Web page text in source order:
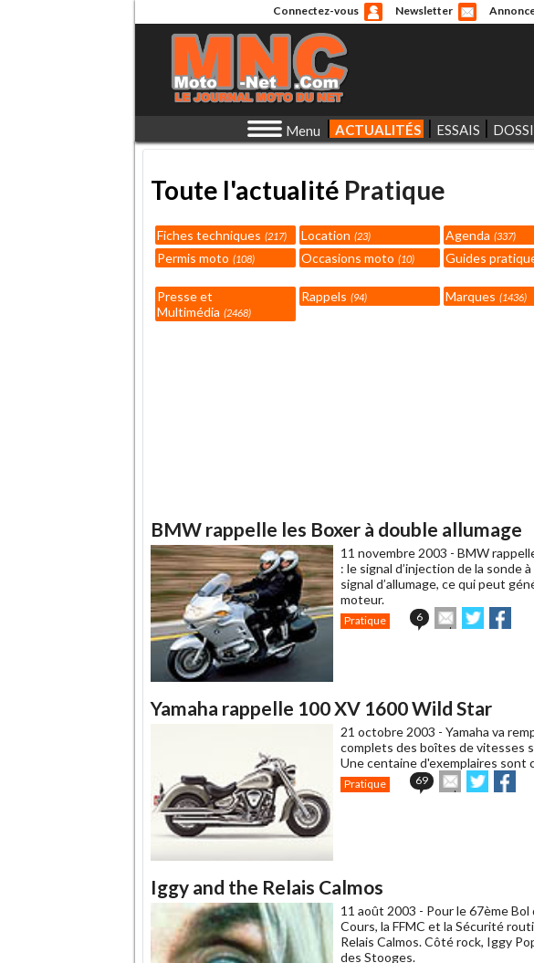
Connectez-vous Newsletter
Menu ACTUALITÉS ESSAIS
Toute l'actualité Pratique
Fiches techniques 217 Location 23 Agenda 337
Permis moto 108 Occasions moto 10 Guides
Presse et
Multimédia
2468
Rappels 94 Marques 1436
BMW rappelle les Boxer à double allumage
11 novembre 2003 - BMW
: le signal d’injection de la sonde
signal d’allumage, ce qui peut
moteur.
Pratique 6
Envoyer
cet
Partager
sur sur
Yamaha rappelle 100 XV 1600 Wild Star
21 octobre 2003 - Yamaha va
complets des boîtes de vitesses
Une centaine d'exemplaires sont
Pratique 69
Envoyer
cet
Partager
sur sur
Iggy and the Relais Calmos
11 août 2003 - Pour le 67ème
Cours, la FFMC et la Sécurité
Relais Calmos. Côté rock, Iggy
des Stooges.